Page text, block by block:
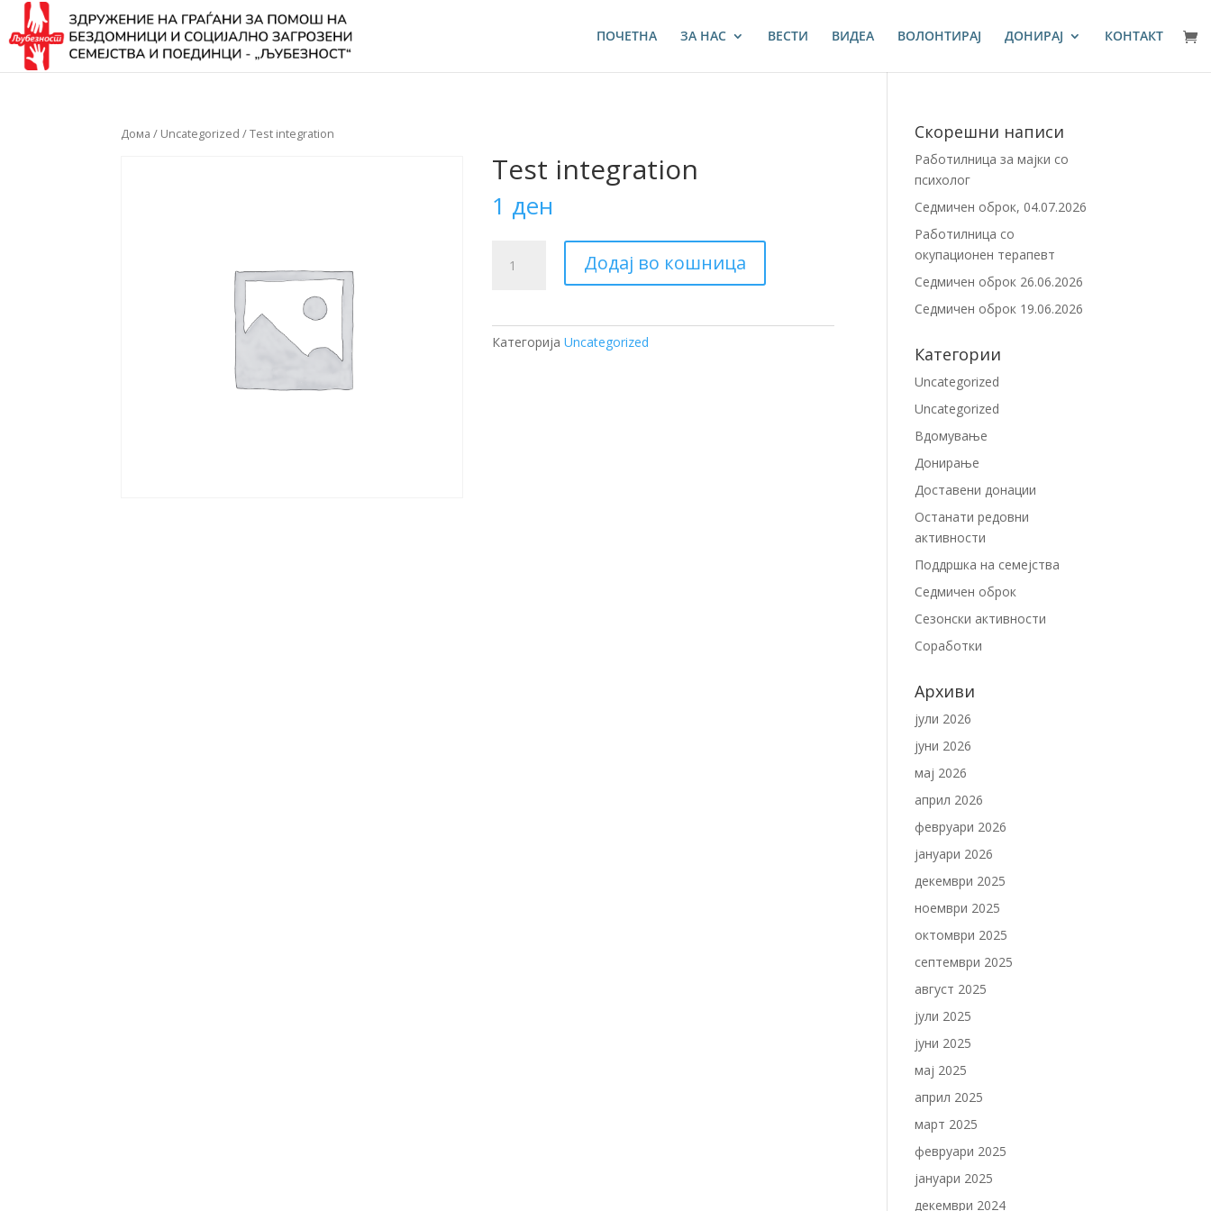
ПОЧЕТНА ЗА НАС ВЕСТИ ВИДЕА ВОЛОНТИРАЈ ДОНИРАЈ КОНТАКТ
Дома / Uncategorized / Test integration
Test integration
1 ден
integration
Додај во кошница
КатегоријаUncategorized
Скорешни написи
Работилница за мајки со
психолог
Седмичен оброк, 04.07.2026
Работилница со
окупационен терапевт
Седмичен оброк 26.06.2026
Седмичен оброк 19.06.2026
Категории
Uncategorized
Uncategorized
Вдомување
Донирање
Доставени донации
Останати редовни
активности
Поддршка на семејства
Седмичен оброк
Сезонски активности
Соработки
Архиви
јули 2026
јуни 2026
мај 2026
април 2026
февруари 2026
јануари 2026
декември 2025
ноември 2025
октомври 2025
септември 2025
август 2025
јули 2025
јуни 2025
мај 2025
април 2025
март 2025
февруари 2025
јануари 2025
декември 2024